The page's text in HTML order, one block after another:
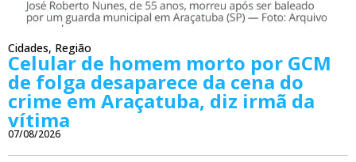
Cidades, Região
Celular de homem morto por GCM
de folga desaparece da cena do
crime em Araçatuba, diz irmã da
vítima
07/08/2026